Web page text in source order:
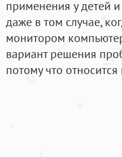
применения у детей
даже в том случае,
монитором
вариант решения
потому что